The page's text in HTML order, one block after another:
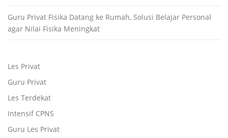
Guru Privat Fisika Datang ke Rumah, Solusi Belajar Personal
agar Nilai Fisika Meningkat
Les Privat
Guru Privat
Les Terdekat
Intensif CPNS
Guru Les Privat